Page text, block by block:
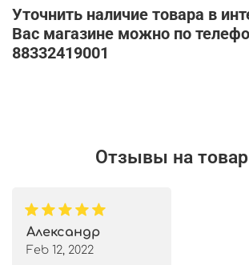
Уточнить наличие товара в
Вас магазине можно по
88332419001
Отзывы на
Александр
Feb 12, 2022